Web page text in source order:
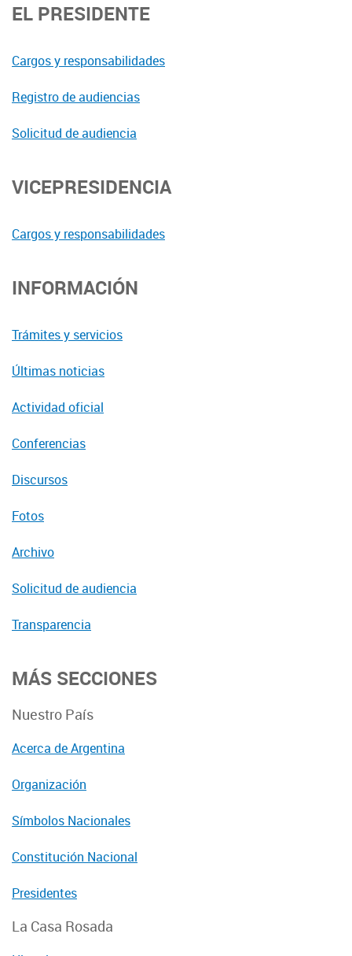
EL PRESIDENTE
Cargos y responsabilidades
Registro de audiencias
Solicitud de audiencia
VICEPRESIDENCIA
Cargos y responsabilidades
INFORMACIÓN
Trámites y servicios
Últimas noticias
Actividad oficial
Conferencias
Discursos
Fotos
Archivo
Solicitud de audiencia
Transparencia
MÁS SECCIONES
Nuestro País
Acerca de Argentina
Organización
Símbolos Nacionales
Constitución Nacional
Presidentes
La Casa Rosada